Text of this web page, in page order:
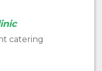
catering